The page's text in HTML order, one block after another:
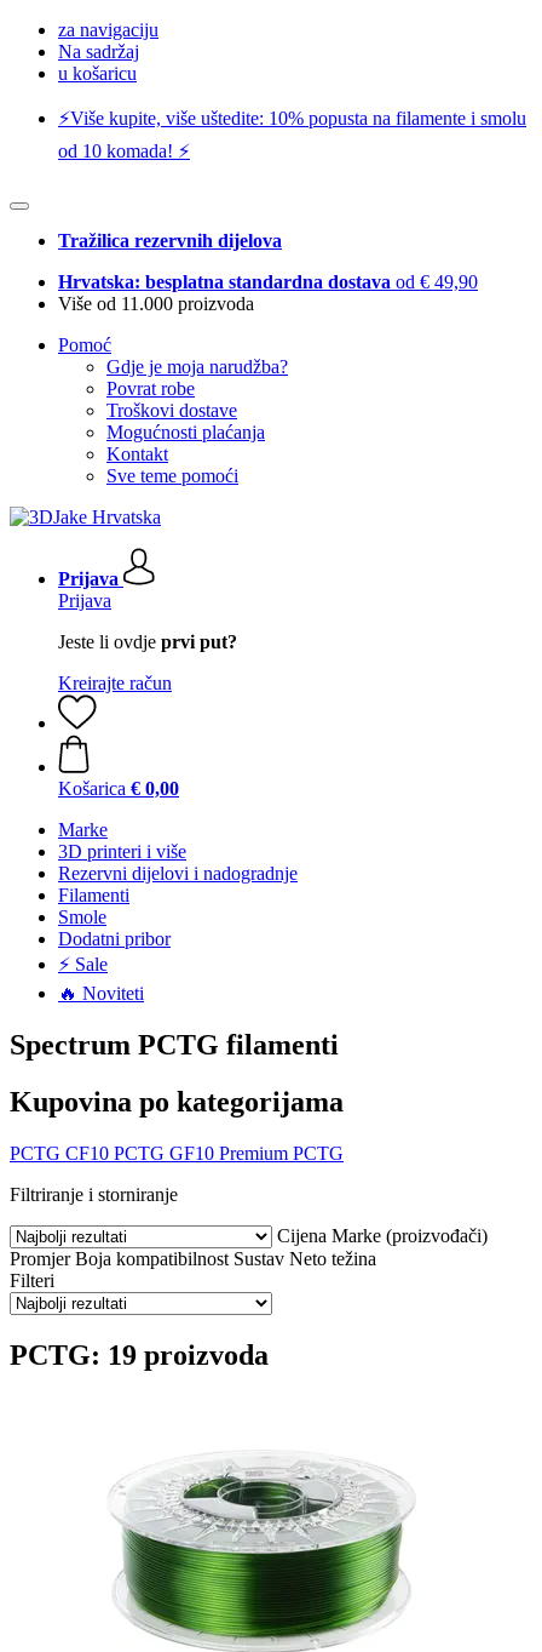
za navigaciju
Na sadržaj
u košaricu
⚡️Više kupite, više uštedite: 10% popusta na filamente i smolu
od 10 komada! ⚡️
Tražilica rezervnih dijelova
Hrvatska: besplatna standardna dostava od € 49,90
Više od 11.000 proizvoda
Pomoć
Gdje je moja narudžba?
Povrat robe
Troškovi dostave
Mogućnosti plaćanja
Kontakt
Sve teme pomoći
Prijava
Prijava
Jeste li ovdje prvi put?
Kreirajte račun
Košarica € 0,00
Marke
3D printeri i više
Rezervni dijelovi i nadogradnje
Filamenti
Smole
Dodatni pribor
⚡ Sale
🔥 Noviteti
Spectrum PCTG filamenti
Kupovina po kategorijama
PCTG CF10 PCTG GF10 Premium PCTG
Filtriranje i storniranje
Cijena Marke (proizvođači)
Promjer Boja kompatibilnost Sustav Neto težina
Filteri
PCTG: 19 proizvoda